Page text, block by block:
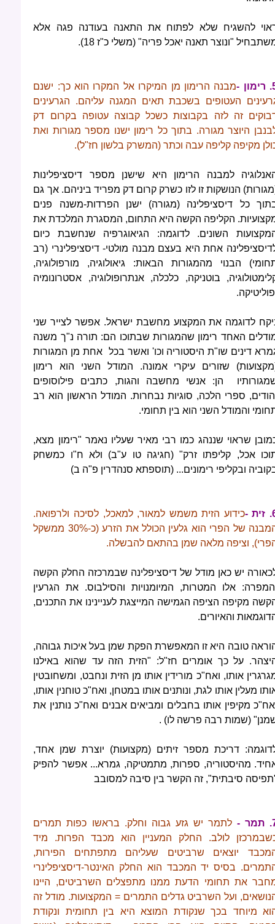
להשגיח שלא לפתוח את התאנה בעודנה פגה אלא
"ונוצר תאנה יאכל פריה" (משלי כ"ז 18).
-
מבנה הרימון מן המיקרו אל המקרו הוא כך: ישנם
העטופים בשכבת תאים המגנה עליהם. הגרעינים
זה לזה בקבוצות כשכל קבוצה עטופה בקרום דק
היוצר מגורה. בתוך כל רימון ישנו מספר מגורות ואת
מקיפה קליפה עבה וכתר (המשרק בלשון חז"ל).
למבנה הרימון היא שישנן מספר דיסציפלינות
הנושקות זו לזו כשרק קרום דק מפריד ביניהם. אך גם
כל דיסציפלינה (מגורה) ישנן הפרדות-משנה פנים
הקליפה הקשה היא התחום, המסגרת המלכדת את
השונים. לדוגמה: הגיאוגרפיה שנחשבת כיום
אחת היא בעצם מבנה מולטי- דיסציפלינרי (רב
הבנוי מהמגורות הבאות: גיאולוגיה, מורפולוגיה,
בוטניקה, כלכלה, אנתרופולוגיה, אסטרונומיה
לדוגמה את המקצוע מחשבת ישראל. אפשר לצייר שני
האחד רימון שהמגורות שבתוכו הם: תורה נ"ך משנה
דינים שו"ת היסטוריה וכו' ואשר בכל אחת מן המגורות
שזורים עיקרי אמונה. המודל השני הוא רימון
הן: אנשי מחשבה והגות, כתבים פילוסופים
ספרי הלכה, סוגיות נבחרות. המודל הראשון הוא רב
והמודל השני הוא בין תחומי.
שראוי שננהג כמו רבי מאיר שעליו נאמר "רימון מצא,
אכל, קליפתו זרק" (חגיגה טו ע"ב) ולא ח"ו כמשחק
ובקליפי רימונים... (תוספתא סנהדרין פ"ה ב)
-
כידוע הזית משמש למאור, למאכל, לסיכה ולרפואה.
של הפרי הוא גלעין
הכולל את הזרע (כ-30% ממשקל
וציפה מלאה שמן בהתאם להבשלה.
יש כאן מודל של דיסציפלינה שבמרכזה החלק הקשה
אלו המטרות, המיומנויות והסילבוס. את הגרעין
מקיפה הציפה הגמישה המייצגת לעניינינו את התכנים,
והאיורים.
טובה היא זו המאפשרת הפקת שמן בעל איכות גבוהה,
על כך אומרים חז"ל: "הזית הזה עד שהוא באילנו
אותו, ואח"כ מורידין אותו מן הזית ונחבט, ומשחובטין
מעלין אותו לגת, ונותנים אותו במטחן, ואח"כ טוחנין אותו,
מקיפין אותו בחבלים ומביאים אבנים ואח"כ נותנין את
(שמות רבה פרשה לו) .
דריכת מספר זיתים (מקצועות) יוצרת שמן אחד,
מהיסטוריה, ספרות, מתמטיקה, גמרא... אפשר להפיק
סיבתית", זה הקשר בין סיבה למסובב
-
לתמר יש גזע גבוה וחלק. בראשו כפות תמרים
לולב. החלק
המעניין הוא מכבד הפרות. מיד
יוצאים שרביטים שעליהם מתפתחים הפירות,
בסיס יד המכבד הוא החלק האינטר-דיסציפלינרי
את תחומי הדעת ממנו מתפצלים השרביטים, היינו
ועל השרביט גדלים התמרים = המקצועות. מודל זה
מיוחד בכך שנקודת המוצא היא בין תחומית ונקודת